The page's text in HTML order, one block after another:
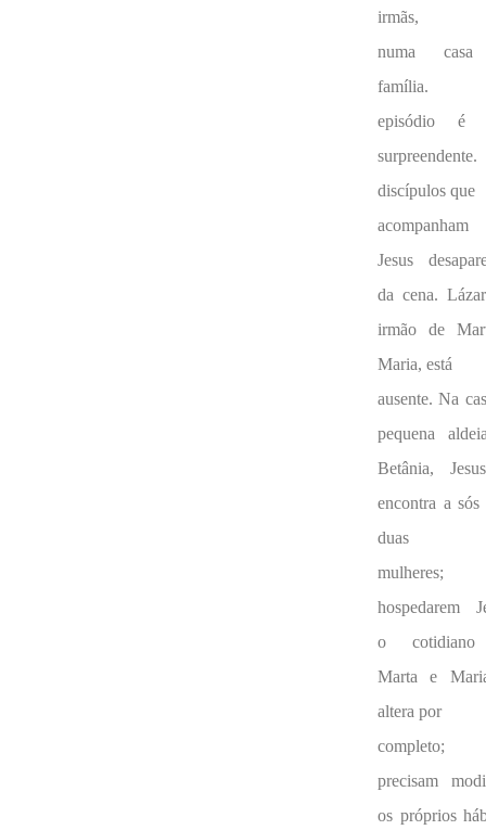
irmãs,
numa
família.
episódio é
discípulos que
Jesus
da cena.
irmão de
Maria, está
ausente. Na
pequena
Betânia,
encontra a sós
duas
hospedarem
o
Marta e
altera por
completo;
precisam
os próprios